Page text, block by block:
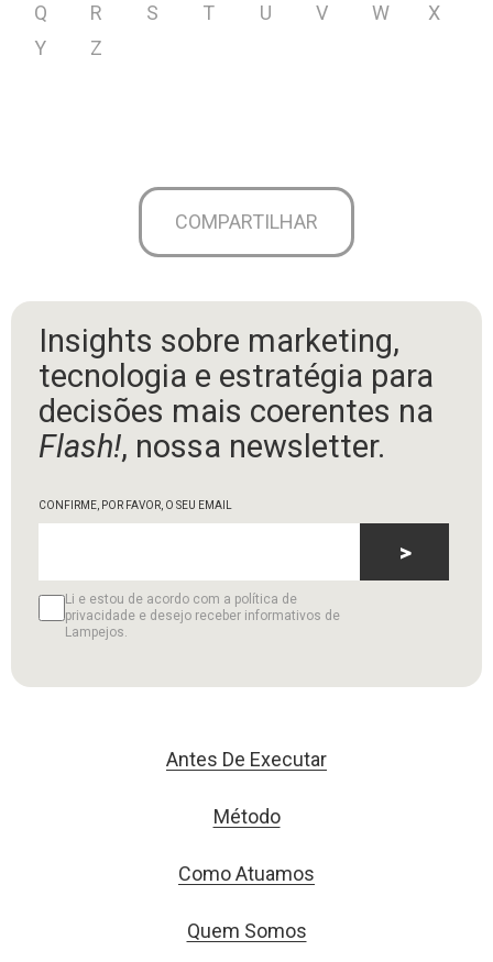
Q
R S T U V W
X
Y
Z
COMPARTILHAR
Insights sobre marketing,
tecnologia e estratégia para
decisões mais coerentes na
Flash!, nossa newsletter.
CONFIRME, POR FAVOR, O SEU EMAIL
Li e estou de acordo com a política de
privacidade e desejo receber informativos de
Lampejos.
>
Antes De Executar
Método
Como Atuamos
Quem Somos